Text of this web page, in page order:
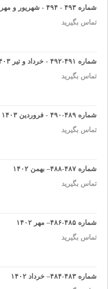
شماره ۴۹۳ - ۴۹۴ - شهریور و مهر ۱۴۰۳
تماس بگیرید
شماره ۴۹۱-۴۹۲ - خرداد و تیر ۱۴۰۳
تماس بگیرید
شماره ۴۸۹-۴۹۰ - فروردین ۱۴۰۳
تماس بگیرید
شماره ۴۸۷-۴۸۸– بهمن ۱۴۰۲
تماس بگیرید
شماره ۴۸۵-۴۸۶– مهر ۱۴۰۲
تماس بگیرید
شماره ۴۸۳-۴۸۴– خرداد ۱۴۰۲